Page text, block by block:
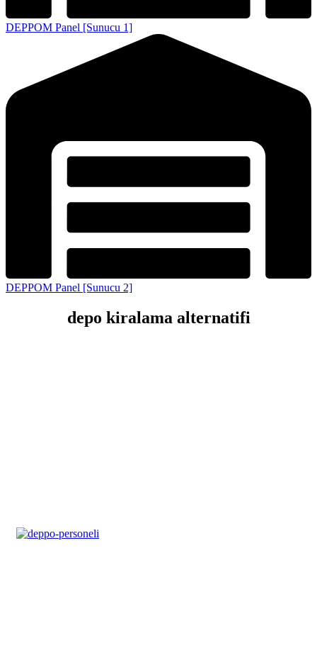
DEPPOM Panel [Sunucu 1]
DEPPOM Panel [Sunucu 2]
depo kiralama alternatifi